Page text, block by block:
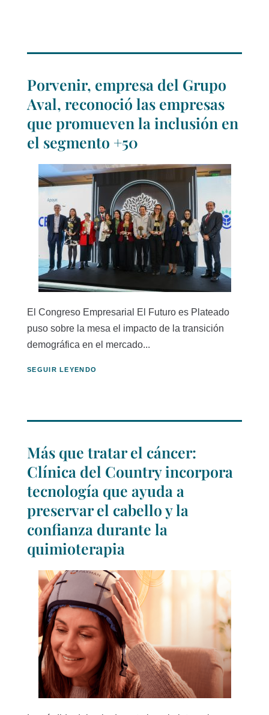
Porvenir, empresa del Grupo
Aval, reconoció las empresas
que promueven la inclusión en
el segmento +50
El Congreso Empresarial El Futuro es Plateado
puso sobre la mesa el impacto de la transición
demográfica en el mercado...
SEGUIR LEYENDO
Más que tratar el cáncer:
Clínica del Country incorpora
tecnología que ayuda a
preservar el cabello y la
confianza durante la
quimioterapia